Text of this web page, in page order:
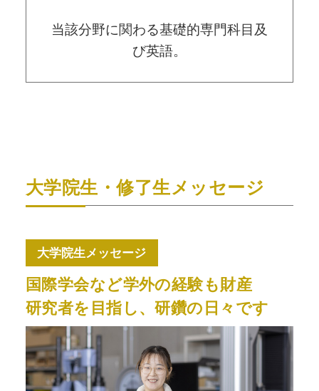
当該分野に関わる基礎的専門科目及
び英語。
大学院生・修了生メッセージ
大学院生メッセージ
国際学会など学外の経験も財産
研究者を目指し、研鑽の日々です